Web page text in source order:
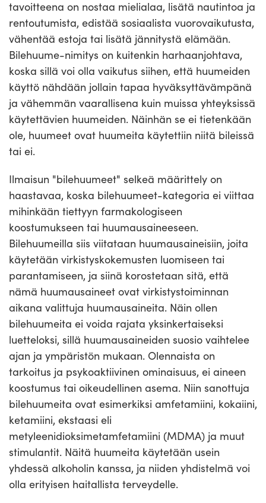
tavoitteena on nostaa mielialaa, lisätä nautintoa ja
rentoutumista, edistää sosiaalista vuorovaikutusta,
vähentää estoja tai lisätä jännitystä elämään.
Bilehuume-nimitys on kuitenkin harhaanjohtava,
koska sillä voi olla vaikutus siihen, että huumeiden
käyttö nähdään jollain tapaa hyväksyttävämpänä
ja vähemmän vaarallisena kuin muissa yhteyksissä
käytettävien huumeiden. Näinhän se ei tietenkään
ole, huumeet ovat huumeita käytettiin niitä bileissä
tai ei.
Ilmaisun "bilehuumeet" selkeä määrittely on
haastavaa, koska bilehuumeet-kategoria ei viittaa
mihinkään tiettyyn farmakologiseen
koostumukseen tai huumausaineeseen.
Bilehuumeilla siis viitataan huumausaineisiin, joita
käytetään virkistyskokemusten luomiseen tai
parantamiseen, ja siinä korostetaan sitä, että
nämä huumausaineet ovat virkistystoiminnan
aikana valittuja huumausaineita. Näin ollen
bilehuumeita ei voida rajata yksinkertaiseksi
luetteloksi, sillä huumausaineiden suosio vaihtelee
ajan ja ympäristön mukaan. Olennaista on
tarkoitus ja psykoaktiivinen ominaisuus, ei aineen
koostumus tai oikeudellinen asema. Niin sanottuja
bilehuumeita ovat esimerkiksi amfetamiini, kokaiini,
ketamiini, ekstaasi eli
metyleenidioksimetamfetamiini (MDMA) ja muut
stimulantit. Näitä huumeita käytetään usein
yhdessä alkoholin kanssa, ja niiden yhdistelmä voi
olla erityisen haitallista terveydelle.